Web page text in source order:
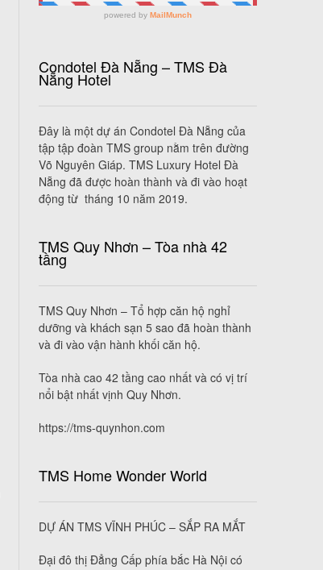
Condotel Đà Nẵng – TMS Đà
Nẵng Hotel
Đây là một dự án Condotel Đà Nẵng của
tập tập đoàn TMS group nằm trên đường
Võ Nguyên Giáp. TMS Luxury Hotel Đà
Nẵng đã được hoàn thành và đi vào hoạt
động từ tháng 10 năm 2019.
TMS Quy Nhơn – Tòa nhà 42
tầng
TMS Quy Nhơn – Tổ hợp căn hộ nghỉ
dưỡng và khách sạn 5 sao đã hoàn thành
và đi vào vận hành khối căn hộ.
Tòa nhà cao 42 tầng cao nhất và có vị trí
nổi bật nhất vịnh Quy Nhơn.
https://tms-quynhon.com
TMS Home Wonder World
DỰ ÁN TMS VĨNH PHÚC – SẮP RA MẮT
Đại đô thị Đẳng Cấp phía bắc Hà Nội có